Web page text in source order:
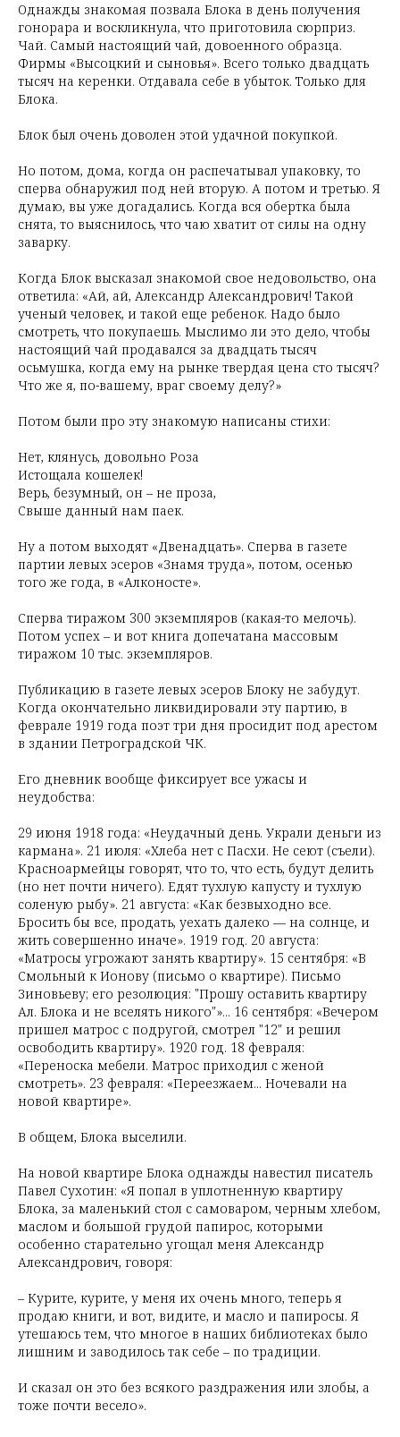
Однажды знакомая позвала Блока в день получения
гонорара и воскликнула, что приготовила сюрприз.
Чай. Самый настоящий чай, довоенного образца.
Фирмы «Высоцкий и сыновья». Всего только двадцать
тысяч на керенки. Отдавала себе в убыток. Только для
Блока.
Блок был очень доволен этой удачной покупкой.
Но потом, дома, когда он распечатывал упаковку, то
сперва обнаружил под ней вторую. А потом и третью. Я
думаю, вы уже догадались. Когда вся обертка была
снята, то выяснилось, что чаю хватит от силы на одну
заварку.
Когда Блок высказал знакомой свое недовольство, она
ответила: «Ай, ай, Александр Александрович! Такой
ученый человек, и такой еще ребенок. Надо было
смотреть, что покупаешь. Мыслимо ли это дело, чтобы
настоящий чай продавался за двадцать тысяч
осьмушка, когда ему на рынке твердая цена сто тысяч?
Что же я, по-вашему, враг своему делу?»
Потом были про эту знакомую написаны стихи:
Нет, клянусь, довольно Роза
Истощала кошелек!
Верь, безумный, он – не проза,
Свыше данный нам паек.
Ну а потом выходят «Двенадцать». Сперва в газете
партии левых эсеров «Знамя труда», потом, осенью
того же года, в «Алконосте».
Сперва тиражом 300 экземпляров (какая-то мелочь).
Потом успех – и вот книга допечатана массовым
тиражом 10 тыс. экземпляров.
Публикацию в газете левых эсеров Блоку не забудут.
Когда окончательно ликвидировали эту партию, в
феврале 1919 года поэт три дня просидит под арестом
в здании Петроградской ЧК.
Его дневник вообще фиксирует все ужасы и
неудобства:
29 июня 1918 года: «Неудачный день. Украли деньги из
кармана». 21 июля: «Хлеба нет с Пасхи. Не сеют (съели).
Красноармейцы говорят, что то, что есть, будут делить
(но нет почти ничего). Едят тухлую капусту и тухлую
соленую рыбу». 21 августа: «Как безвыходно все.
Бросить бы все, продать, уехать далеко — на солнце, и
жить совершенно иначе». 1919 год. 20 августа:
«Матросы угрожают занять квартиру». 15 сентября: «В
Смольный к Ионову (письмо о квартире). Письмо
Зиновьеву; его резолюция: "Прошу оставить квартиру
Ал. Блока и не вселять никого"»... 16 сентября: «Вечером
пришел матрос с подругой, смотрел "12" и решил
освободить квартиру». 1920 год. 18 февраля:
«Переноска мебели. Матрос приходил с женой
смотреть». 23 февраля: «Переезжаем... Ночевали на
новой квартире».
В общем, Блока выселили.
На новой квартире Блока однажды навестил писатель
Павел Сухотин: «Я попал в уплотненную квартиру
Блока, за маленький стол с самоваром, черным хлебом,
маслом и большой грудой папирос, которыми
особенно старательно угощал меня Александр
Александрович, говоря:
– Курите, курите, у меня их очень много, теперь я
продаю книги, и вот, видите, и масло и папиросы. Я
утешаюсь тем, что многое в наших библиотеках было
лишним и заводилось так себе – по традиции.
И сказал он это без всякого раздражения или злобы, а
тоже почти весело».